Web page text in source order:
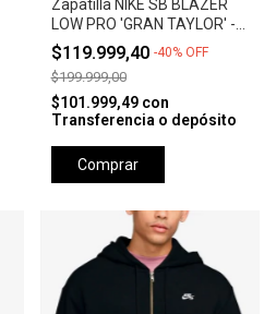
Zapatilla NIKE SB BLAZER
LOW PRO 'GRAN TAYLOR' -
SUMMIT WHITE
$119.999,40 -40% OFF
$199.999,00
$101.999,49 con
Transferencia o depósito
Comprar